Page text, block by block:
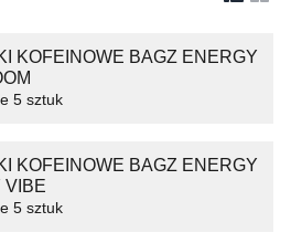
moich danych osobowych
ochronie danych osobowych w
tj. przygotowanie dla mnie
KOFEINOWE BAGZ ENERGY
5 sztuk
KOFEINOWE BAGZ ENERGY
VIBE
5 sztuk